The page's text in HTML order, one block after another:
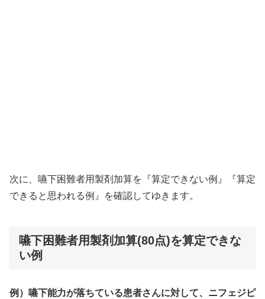
次に、嚥下困難者用製剤加算を『算定できない例』『算定
できると思われる例』を確認してゆきます。
嚥下困難者用製剤加算(80点)を算定できな
い例
例）嚥下能力が落ちている患者さんに対して、ニフェジピ